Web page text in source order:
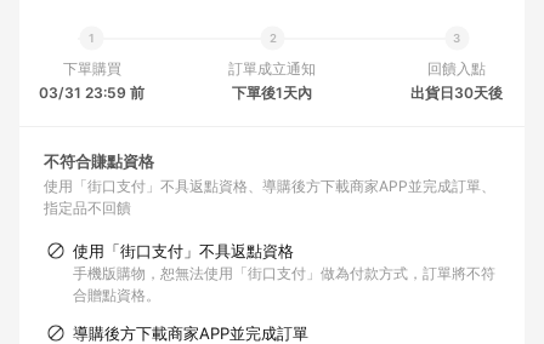
下單購買
03/31 23:59 前
訂單成立通知
下單後1天內
回饋入點
出貨日30天後
不符合賺點資格
使用「街口支付」不具返點資格
導購後方下載商家APP並完成訂單
指定品不回饋
使用「街口支付」不具返點資格
手機版購物，恕無法使用「街口支付」做為付款方式，訂單將不符
合贈點資格。
導購後方下載商家APP並完成訂單